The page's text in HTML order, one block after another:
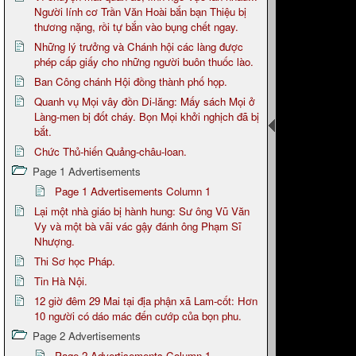
Người lính cơ Trần Văn Hoài bắn bạn Thiệu bị
thương nặng, rồi tự bắn vào bụng chết ngay.
Những lý trưởng và Chánh hội các làng được
phép cấp giấy cho những người buôn thuốc lào.
Ban Công chánh Hội đồng thành phố họp.
Quanh vụ Mọi vây đồn Di-lăng: Mấy sách Mọi ở
Làng-men bị đốt cháy. Bọn Mọi khởi nghịch đã bị
bắt.
Chức Thủ-hiến Quảng-châu-loan.
Page 1 Advertisements
Page 1 Advertisements Column 1
Lại một nhà giáo bị hành hung: Sư ông Vũ Văn
Vy và một bà vãi vác gậy đánh ông Phạm Sĩ
Nhượng.
Thi Sơ học Pháp.
Tin Hà Nội.
12 giờ đêm 29 Mai tại địa phận xã Lam-cốt: Hơn
10 người có dáo mác đến cướp của bọn phu.
Page 2 Advertisements